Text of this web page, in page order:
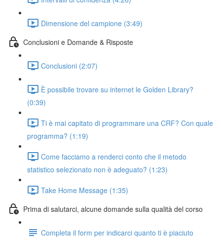
Dimensione del campione (3:49)
Conclusioni e Domande & Risposte
Conclusioni (2:07)
È possibile trovare su internet le Golden Library?
(0:39)
Ti è mai capitato di programmare una CRF? Con quale
programma? (1:19)
Come facciamo a renderci conto che il metodo
statistico selezionato non è adeguato? (1:23)
Take Home Message (1:35)
Prima di salutarci, alcune domande sulla qualità del corso
Completa il form per indicarci quanto ti è piaciuto